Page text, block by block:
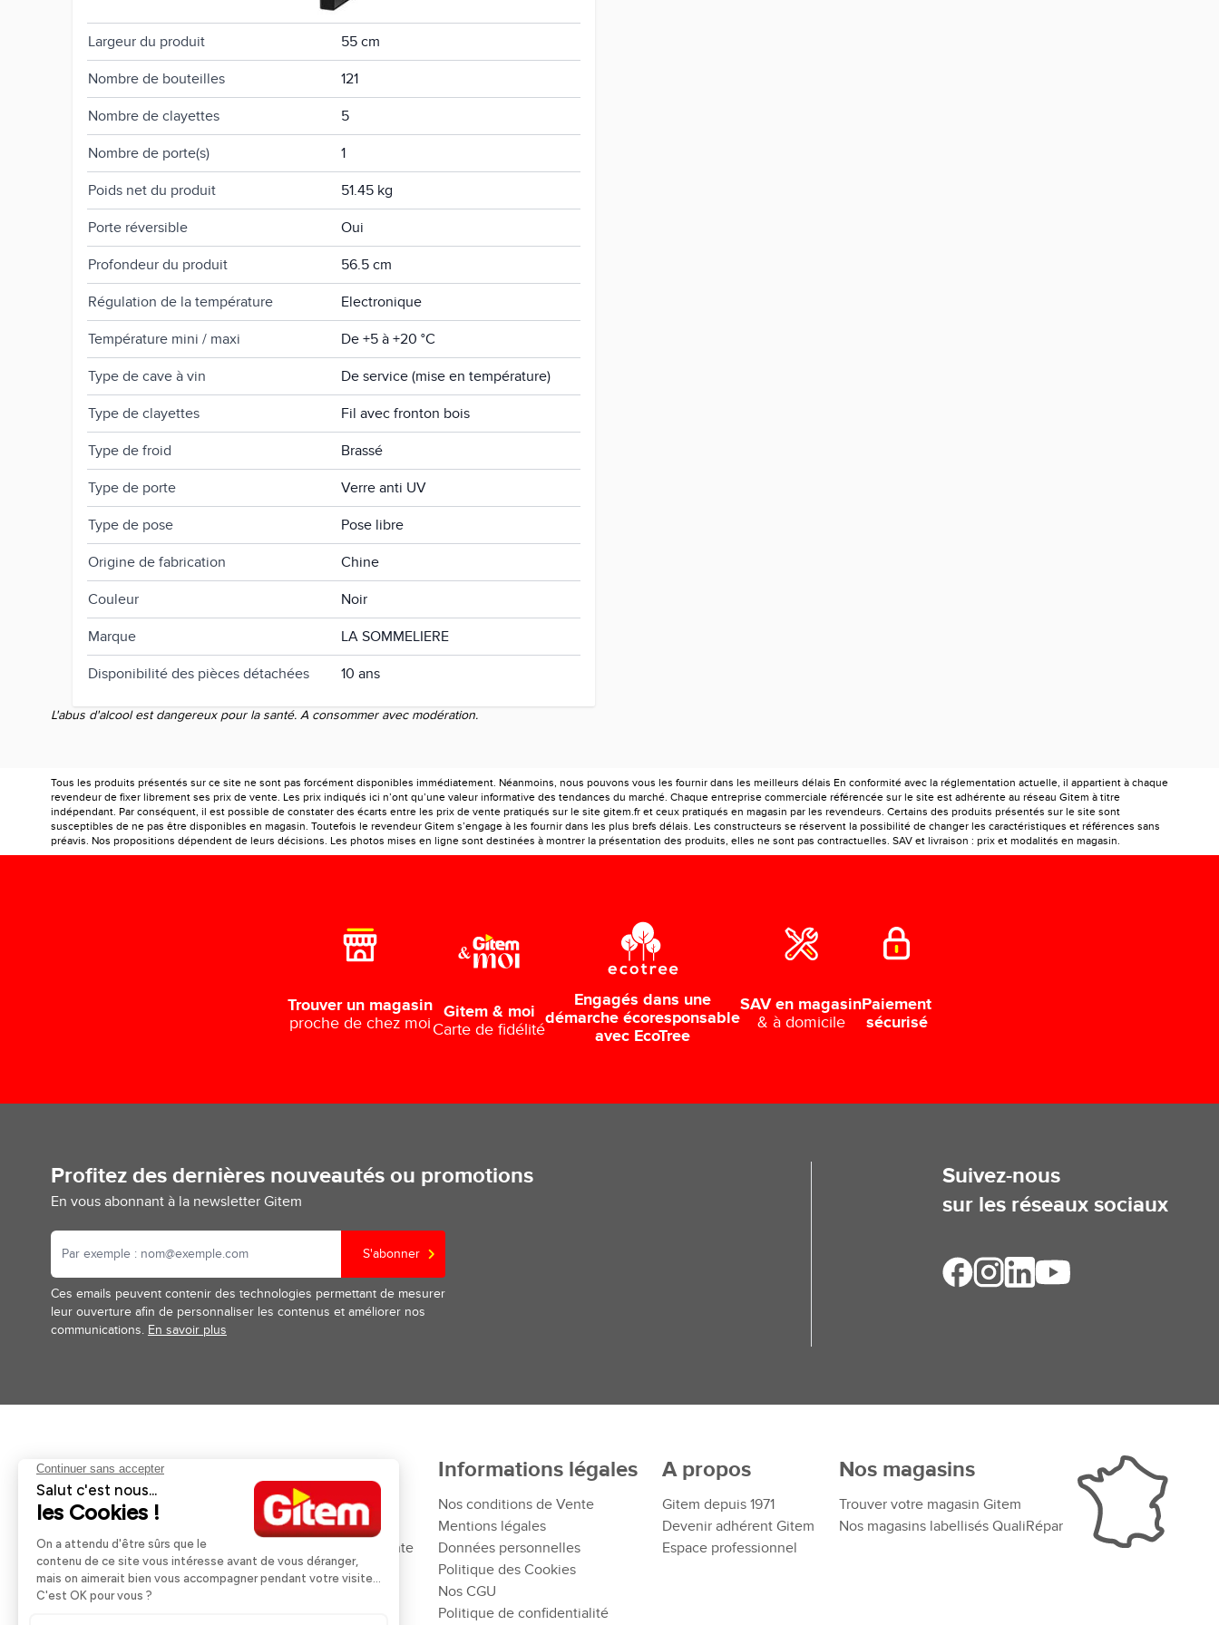
127.7 cm
Largeur du produit 55 cm
Nombre de bouteilles 121
Nombre de clayettes 5
Nombre de porte(s) 1
Poids net du produit 51.45 kg
Porte réversible Oui
Profondeur du produit 56.5 cm
Régulation de la température Electronique
Température mini / maxi De +5 à +20 °C
Type de cave à vin De service (mise en température)
Type de clayettes Fil avec fronton bois
Type de froid Brassé
Type de porte Verre anti UV
Type de pose Pose libre
Origine de fabrication Chine
Couleur Noir
Marque LA SOMMELIERE
Disponibilité des pièces détachées 10 ans
L'abus d'alcool est dangereux pour la santé. A consommer avec modération.
Tous les produits présentés sur ce site ne sont pas forcément disponibles immédiatement. Néanmoins, nous pouvons vous les fournir dans les meilleurs délais En conformité avec la réglementation actuelle, il appartient à chaque
revendeur de fixer librement ses prix de vente. Les prix indiqués ici n’ont qu’une valeur informative des tendances du marché. Chaque entreprise commerciale référencée sur le site est adhérente au réseau Gitem à titre
indépendant. Par conséquent, il est possible de constater des écarts entre les prix de vente pratiqués sur le site gitem.fr et ceux pratiqués en magasin par les revendeurs. Certains des produits présentés sur le site sont
susceptibles de ne pas être disponibles en magasin. Toutefois le revendeur Gitem s’engage à les fournir dans les plus brefs délais. Les constructeurs se réservent la possibilité de changer les caractéristiques et références sans
préavis. Nos propositions dépendent de leurs décisions. Les photos mises en ligne sont destinées à montrer la présentation des produits, elles ne sont pas contractuelles. SAV et livraison : prix et modalités en magasin.
Trouver un magasin
proche de chez moi
Gitem & moi
Carte de fidélité
Engagés dans une
démarche écoresponsable
avec EcoTree
SAV en magasin
& à domicile
Paiement
sécurisé
Profitez des dernières nouveautés ou promotions
En vous abonnant à la newsletter Gitem
S'abonner
Ces emails peuvent contenir des technologies permettant de mesurer
leur ouverture afin de personnaliser les contenus et améliorer nos
communications. En savoir plus
Suivez-nous
sur les réseaux sociaux
Aides et informations
Retour et remboursement
Nos guides d'achat
Livraison et retrait
Rappels Produits
Pose et services
Financement
Service Après Vente
Informations légales
Nos conditions de Vente
Mentions légales
Données personnelles
Politique des Cookies
Nos CGU
Politique de confidentialité
A propos
Gitem depuis 1971
Devenir adhérent Gitem
Espace professionnel
Nos magasins
Trouver votre magasin Gitem
Nos magasins labellisés QualiRépar